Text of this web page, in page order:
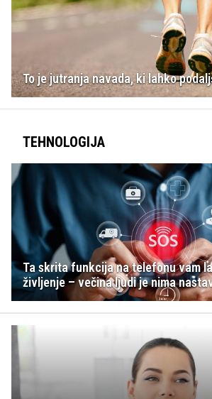
To je jutranja navada, ki lahko
TEHNOLOGIJA
Ta skrita funkcija na telefonu vam
življenje – večina ljudi je nima